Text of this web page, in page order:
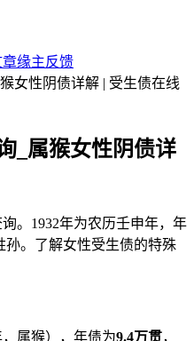
章缘主反馈
女性阴债详解 | 受生债在线
_属猴女性阴债详
。1932年为农历壬申年，年
孙。了解女性受生债的特殊
，属猴），年债为9.4万贯，